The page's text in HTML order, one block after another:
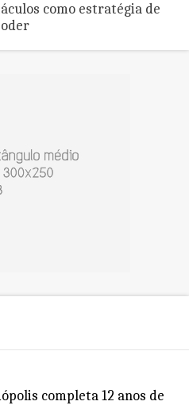
como estratégia de
completa 12 anos de